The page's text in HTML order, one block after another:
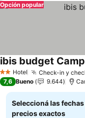
Opción popular
2 Estrellas
Hotel Check-in y
ibis budget
7,6 Bueno 9.644
Seleccioná las
precios exactos